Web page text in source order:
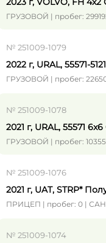
ГРУЗОВОЙ | пробег:
№ 251009-1079
2022 г, URAL, 55571-
ГРУЗОВОЙ | пробег:
№ 251009-1078
2021 г, URAL, 55571
ГРУЗОВОЙ | пробег:
№ 251009-1076
2021 г, UAT, STRP*
ПРИЦЕП | пробег: 0 |
№ 251009-1074